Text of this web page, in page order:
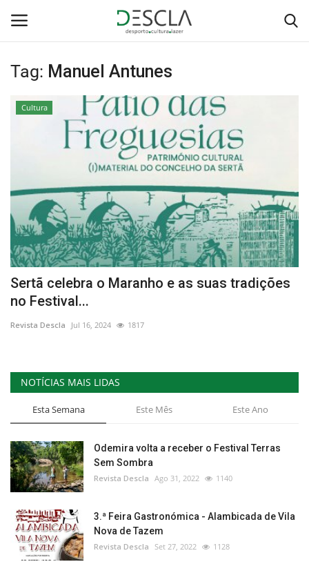
Login Registar
Desporto
Contactos
Sobre Nós
Educação
Estatuto Editorial
Saúde
Ficha técnica
Cultura
Lazer
Ambiente
Tag: Manuel Antunes
Cultura
Sertã celebra o Maranho e as suas tradições
no Festival...
Revista Descla Jul 16, 2024 1817
NOTÍCIAS MAIS LIDAS
Esta Semana Este Mês Este Ano
Odemira volta a receber o Festival Terras
Sem Sombra
Revista Descla Ago 31, 2022 1140
3.ª Feira Gastronómica - Alambicada de Vila
Nova de Tazem
Revista Descla Set 27, 2022 1128